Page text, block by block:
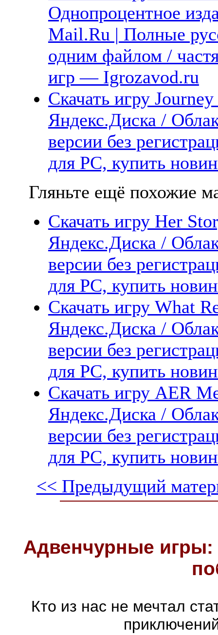
Однопроцентное
Mail.Ru | Полные
одним файлом /
игр — Igrozavod.ru
Скачать игру
Яндекс.Диска /
версии без
для PC, купить
Гляньте ещё похожие
Скачать игру Her
Яндекс.Диска /
версии без
для PC, купить
Скачать игру What
Яндекс.Диска /
версии без
для PC, купить
Скачать игру AER
Яндекс.Диска /
версии без
для PC, купить
<< Предыдущий
Адвенчурные
Кто из нас не мечтал